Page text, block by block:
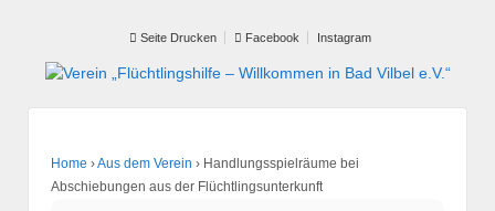
Seite Drucken Facebook Instagram
Home ›Aus dem Verein › Handlungsspielräume bei
Abschiebungen aus der Flüchtlingsunterkunft